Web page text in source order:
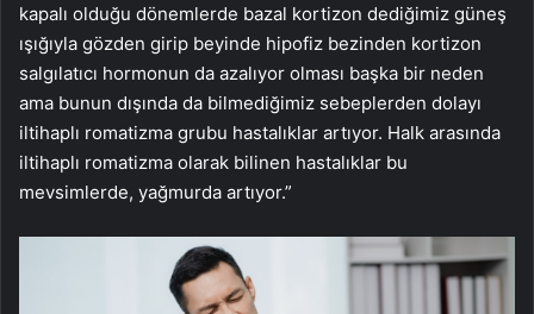
kapalı olduğu dönemlerde bazal kortizon dediğimiz güneş
ışığıyla gözden girip beyinde hipofiz bezinden kortizon
salgılatıcı hormonun da azalıyor olması başka bir neden
ama bunun dışında da bilmediğimiz sebeplerden dolayı
iltihaplı romatizma grubu hastalıklar artıyor. Halk arasında
iltihaplı romatizma olarak bilinen hastalıklar bu
mevsimlerde, yağmurda artıyor.”